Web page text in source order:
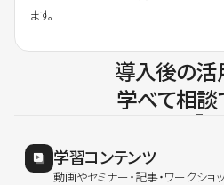
ます。
導入後の活
学べて相談
学習コンテンツ
動画やセミナー・記事・ワークショッ